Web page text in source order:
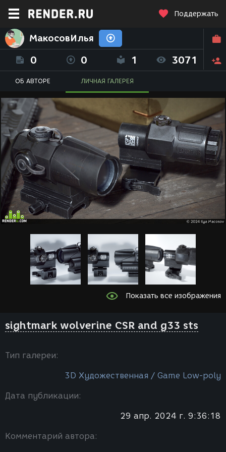
Поддержать
МакосовИлья
0 0 1 3071
ОБ АВТОРЕ ЛИЧНАЯ ГАЛЕРЕЯ
Показать все изображения
sightmark wolverine CSR and g33 sts
Тип галереи:
3D Художественная / Game Low-poly
Дата публикации:
29 апр. 2024 г. 9:36:18
Комментарий автора: